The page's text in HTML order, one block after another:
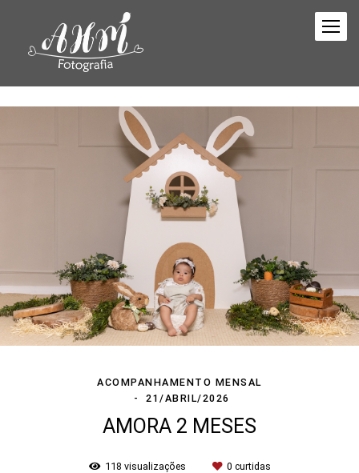
ACOMPANHAMENTO MENSAL
21/ABRIL/2026
AMORA 2 MESES
118 visualizações 0 curtidas